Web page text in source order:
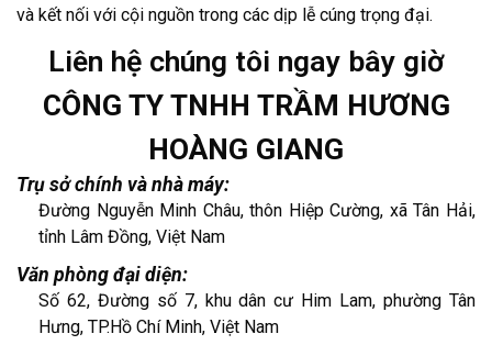
và kết nối với cội nguồn trong các dịp lễ cúng trọng đại.
Liên hệ chúng tôi ngay bây giờ
CÔNG TY TNHH TRẦM HƯƠNG
HOÀNG GIANG
Trụ sở chính và nhà máy:
Đường Nguyễn Minh Châu, thôn Hiệp Cường, xã Tân Hải,
tỉnh Lâm Đồng, Việt Nam
Văn phòng đại diện:
Số 62, Đường số 7, khu dân cư Him Lam, phường Tân
Hưng, TP.Hồ Chí Minh, Việt Nam